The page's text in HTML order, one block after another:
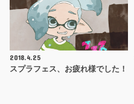
2018.4.25
スプラフェス、お疲れ様でした！